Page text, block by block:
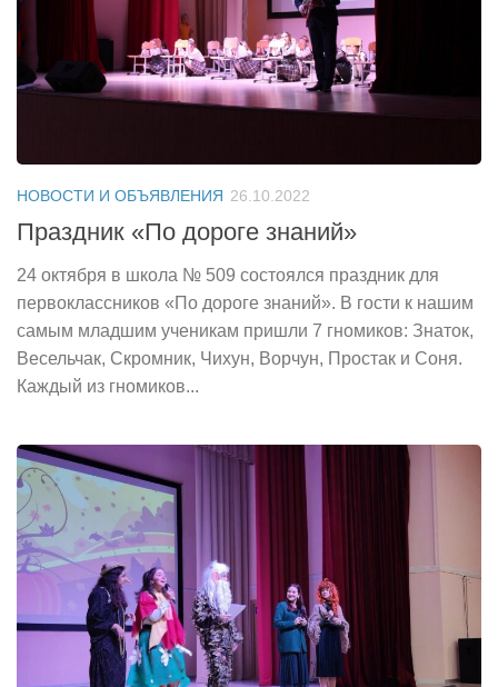
НОВОСТИ И ОБЪЯВЛЕНИЯ 26.10.2022
Праздник «По дороге знаний»
24 октября в школа № 509 состоялся праздник для
первоклассников «По дороге знаний». В гости к нашим
самым младшим ученикам пришли 7 гномиков: Знаток,
Весельчак, Скромник, Чихун, Ворчун, Простак и Соня.
Каждый из гномиков...